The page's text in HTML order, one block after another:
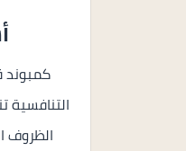
كمبوند
التنافسية
الظروف